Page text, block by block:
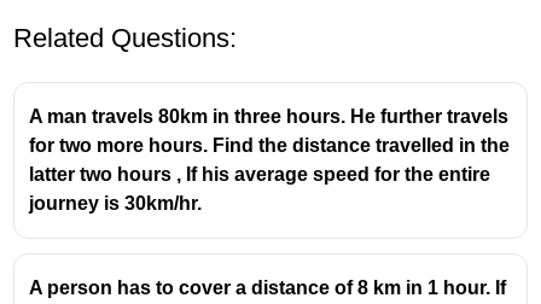
Related Questions:
A man travels 80km in three hours. He further travels
for two more hours. Find the distance travelled in the
latter two hours , If his average speed for the entire
journey is 30km/hr.
A person has to cover a distance of 8 km in 1 hour. If